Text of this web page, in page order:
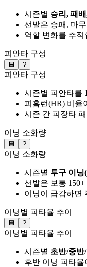
시즌별 승리, 패
선발은 승패, 마
역할 변화를 추
피안타 구성
💾 ?
피안타 구성
시즌별 피안타를
피홈런(HR) 비율
시즌 간 피장타
이닝 소화량
💾 ?
이닝 소화량
시즌별 투구 이닝
선발은 보통
이닝이 급감하면
이닝별 피타율 추이
💾 ?
이닝별 피타율 추이
시즌별 초반/중반
후반 이닝 피타